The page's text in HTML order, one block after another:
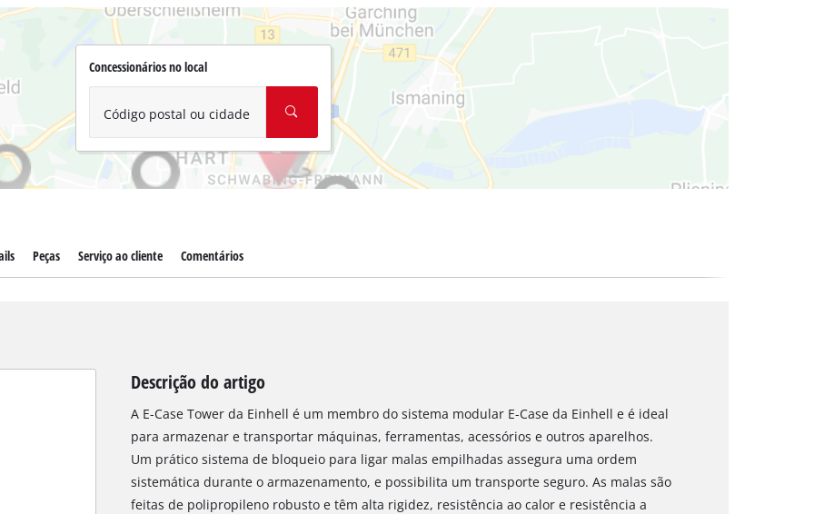
Concessionários no local
Código postal ou cidade
Peças Serviço ao cliente Comentários
Descrição do artigo
A E-Case Tower da Einhell é um membro do sistema modular E-Case da Einhell e é ideal
para armazenar e transportar máquinas, ferramentas, acessórios e outros aparelhos.
Um prático sistema de bloqueio para ligar malas empilhadas assegura uma ordem
sistemática durante o armazenamento, e possibilita um transporte seguro. As malas são
feitas de polipropileno robusto e têm alta rigidez, resistência ao calor e resistência a